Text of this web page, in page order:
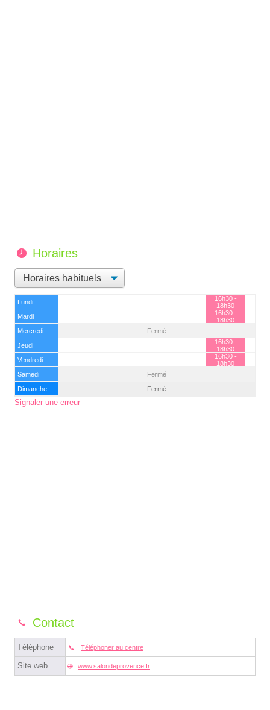
Horaires
Lundi
16h30 -
18h30
Mardi
16h30 -
18h30
Mercredi
Fermé
Jeudi
16h30 -
18h30
Vendredi
16h30 -
18h30
Samedi
Fermé
Dimanche
Fermé
Signaler une erreur
Contact
Téléphone Téléphoner au centre
Site web www.salondeprovence.fr